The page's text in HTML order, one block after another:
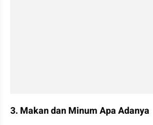
3. Makan dan Minum Apa Adanya